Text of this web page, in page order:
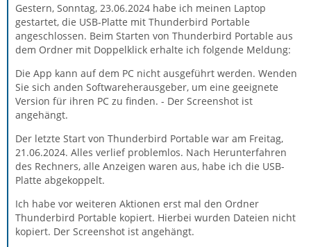
Gestern, Sonntag, 23.06.2024 habe ich meinen Laptop
gestartet, die USB-Platte mit Thunderbird Portable
angeschlossen. Beim Starten von Thunderbird Portable aus
dem Ordner mit Doppelklick erhalte ich folgende Meldung:
Die App kann auf dem PC nicht ausgeführt werden. Wenden
Sie sich anden Softwareherausgeber, um eine geeignete
Version für ihren PC zu finden. - Der Screenshot ist
angehängt.
Der letzte Start von Thunderbird Portable war am Freitag,
21.06.2024. Alles verlief problemlos. Nach Herunterfahren
des Rechners, alle Anzeigen waren aus, habe ich die USB-
Platte abgekoppelt.
Ich habe vor weiteren Aktionen erst mal den Ordner
Thunderbird Portable kopiert. Hierbei wurden Dateien nicht
kopiert. Der Screenshot ist angehängt.